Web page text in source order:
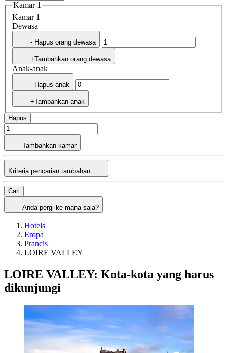
Kamar 1
Kamar 1
Dewasa
- Hapus orang dewasa
+Tambahkan orang dewasa
Anak-anak
- Hapus anak
+Tambahkan anak
Hapus
Tambahkan kamar
Kriteria pencarian tambahan
Cari
Anda pergi ke mana saja?
Hotels
Eropa
Prancis
LOIRE VALLEY
LOIRE VALLEY: Kota-kota yang harus
dikunjungi